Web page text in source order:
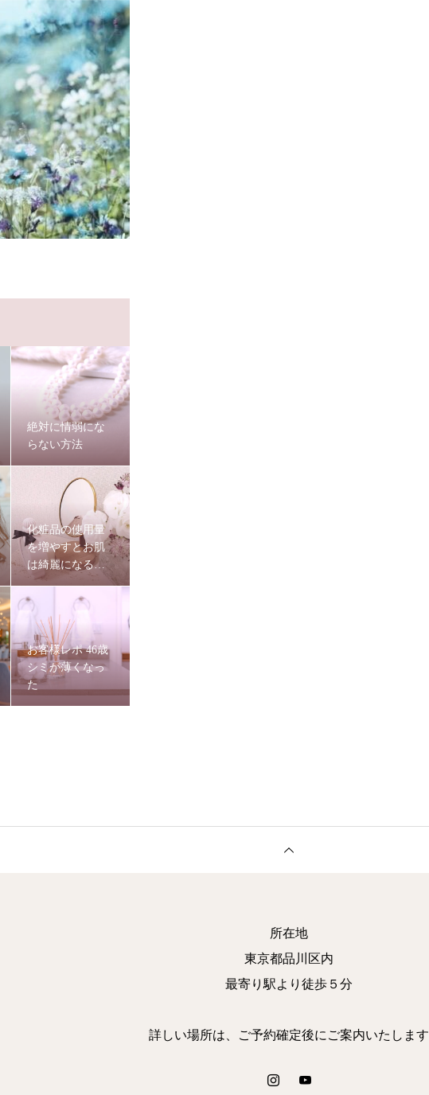
絶対に情弱にな
らない方法
化粧品の使用量
を増やすとお肌
は綺麗になる
の？
お客様レポ 46歳
シミが薄くなっ
た
所在地
東京都品川区内
最寄り駅より徒歩５分
詳しい場所は、ご予約確定後にご案内いたします